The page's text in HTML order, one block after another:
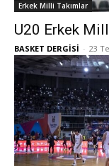
Erkek Milli Takımlar
U20 Erkek
BASKET DERGİSİ - 23